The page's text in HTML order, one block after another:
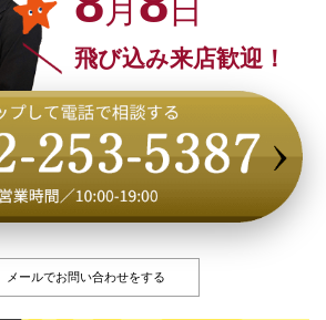
月 日
飛び込み来店歓迎！
メールでお問い合わせをする